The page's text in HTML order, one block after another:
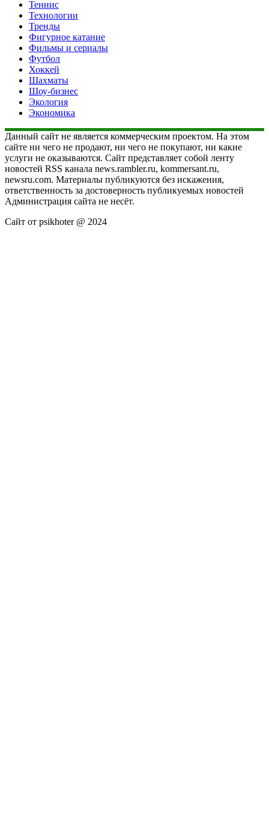
Теннис
Технологии
Тренды
Фигурное катание
Фильмы и сериалы
Футбол
Хоккей
Шахматы
Шоу-бизнес
Экология
Экономика
Данный сайт не является коммерческим проектом. На этом
сайте ни чего не продают, ни чего не покупают, ни какие
услуги не оказываются. Сайт представляет собой ленту
новостей RSS канала news.rambler.ru, kommersant.ru,
newsru.com. Материалы публикуются без искажения,
ответственность за достоверность публикуемых новостей
Администрация сайта не несёт.
Сайт от psikhoter @ 2024